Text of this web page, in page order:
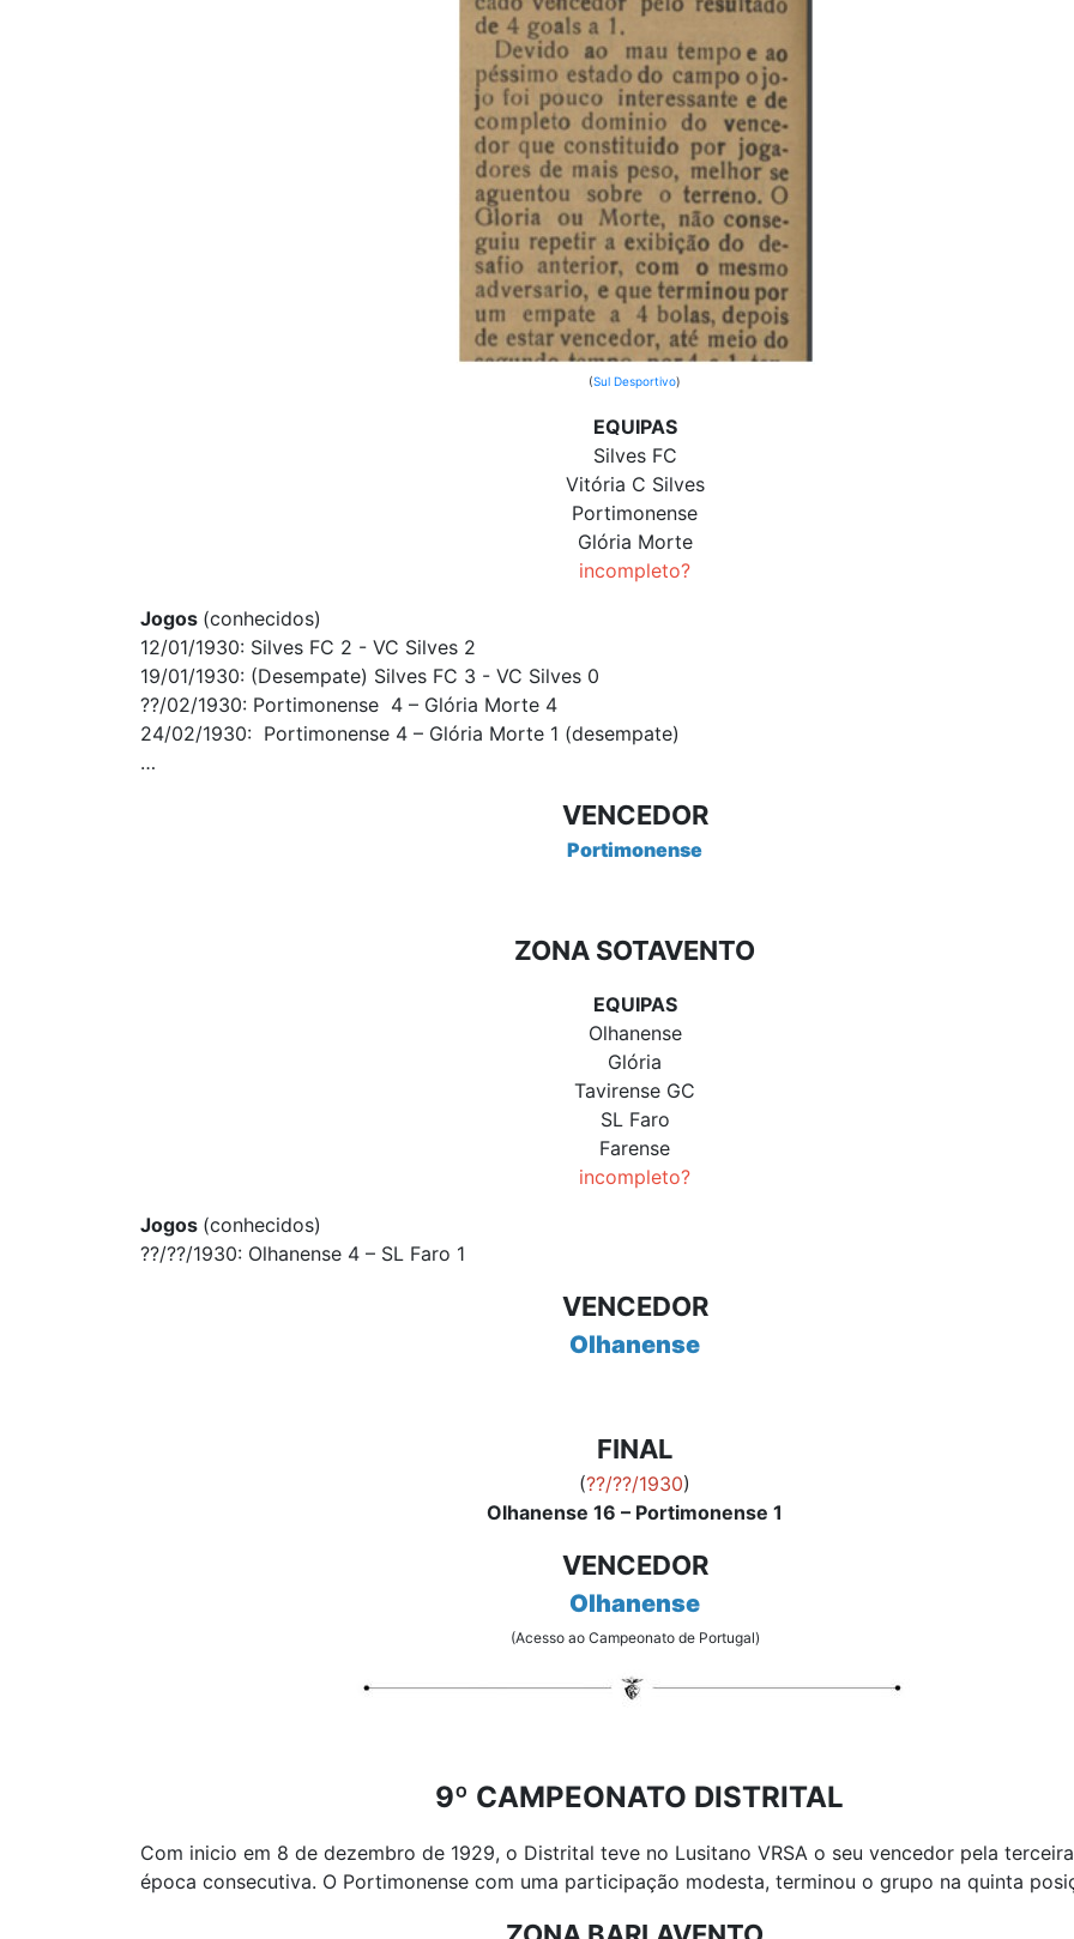
(Sul Desportivo)
EQUIPAS
Silves FC
Vitória C Silves
Portimonense
Glória Morte
incompleto?
Jogos (conhecidos)
12/01/1930: Silves FC 2 - VC Silves 2
19/01/1930: (Desempate) Silves FC 3 - VC Silves 0
??/02/1930: Portimonense 4 – Glória Morte 4
24/02/1930: Portimonense 4 – Glória Morte 1 (desempate)
…
VENCEDOR
Portimonense
ZONA SOTAVENTO
EQUIPAS
Olhanense
Glória
Tavirense GC
SL Faro
Farense
incompleto?
Jogos (conhecidos)
??/??/1930: Olhanense 4 – SL Faro 1
VENCEDOR
Olhanense
FINAL
(??/??/1930)
Olhanense 16 – Portimonense 1
VENCEDOR
Olhanense
(Acesso ao Campeonato de Portugal)
9º CAMPEONATO DISTRITAL
Com inicio em 8 de dezembro de 1929, o Distrital teve no Lusitano VRSA o seu vencedor pela terceira
época consecutiva. O Portimonense com uma participação modesta, terminou o grupo na quinta